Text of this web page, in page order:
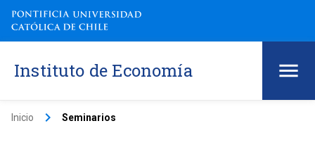
Instituto de Economía
Inicio keyboard_arrow_right Seminarios